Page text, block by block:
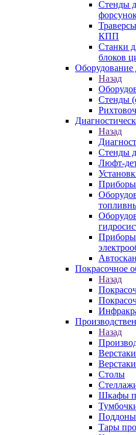
Стенды
КПП
Станки
блоков
Оборудование
Назад
Стенды
Назад
Стенды
Люфт-
Приборы
Приборы
Покрасочное
Назад
Назад
Столы
Шкафы
Поддоны
Тары